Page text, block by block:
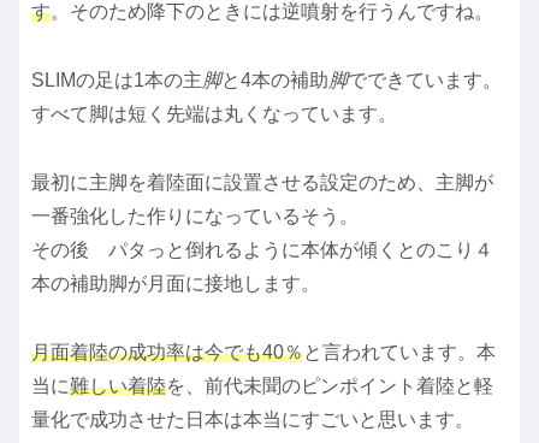
す。そのため降下のときには逆噴射を行うんですね。
SLIMの足は1本の主脚と4本の補助脚でできています。
すべて脚は短く先端は丸くなっています。
最初に主脚を着陸面に設置させる設定のため、主脚が
一番強化した作りになっているそう。
その後 パタっと倒れるように本体が傾くとのこり４
本の補助脚が月面に接地します。
月面着陸の成功率は今でも40％と言われています。本
当に難しい着陸を、前代未聞のピンポイント着陸と軽
量化で成功させた日本は本当にすごいと思います。